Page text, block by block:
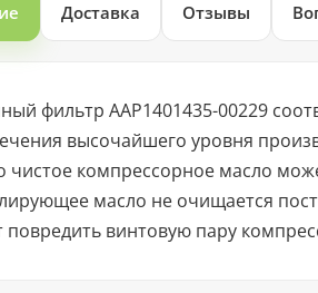
Доставка Отзывы
фильтр AAP1401435-00229
высочайшего уровня
чистое компрессорное масло
масло не очищается
винтовую пару